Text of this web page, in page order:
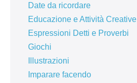
Date da ricordare
Educazione e Attività Creative
Espressioni Detti e Proverbi
Giochi
Illustrazioni
Imparare facendo